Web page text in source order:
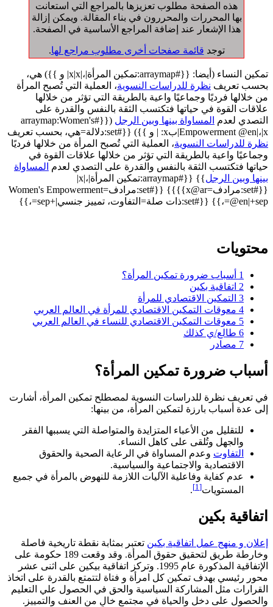
هذه الصفحة مطلوب تعزيزها بالمراجع التي استعانت
بها المحررات والمحررون في بناء المقالة. ويمكن إزالة
هذا الإشعار عند إضافة المراجع الأساسية في الصفحة.
توجد قائمة صفحات أخرى مطلوب مراجع لها.
تمكين النساء (أيضا: {{#arraymap:تمكين المرأة|،|x|x| و }}) هي،
بحسب تعريف نظرة للدراسات النسوية، العملية التي تُصبح المرأة
من خلالها فرديًا وجماعيًا واعية بالطريقة التي تؤثر من خلالها
علاقات القوة في حياتها فتكتسب الثقة بالنفس والقدرة على
التصدي لعدم المساواة بينها وبين الرجل
({{#arraymap:Women's
Empowerment @en|،|x|بx: | و }}) {{#set:دلالة=هي، بحسب تعريف
نظرة للدراسات النسوية، العملية التي تُصبح المرأة من خلالها فرديًا
وجماعيًا واعية بالطريقة التي تؤثر من خلالها علاقات القوة في
حياتها فتكتسب الثقة بالنفس والقدرة على التصدي لعدم المساواة
بينها وبين الرجل
}} {{#arraymap:تمكين المرأة|،|x|
{{#set:مرادف=x@ar}}}} {{#set:مرادف=Women's Empowerment
@en|+sep=،}} {{#set:ذات صلة=التفاوت، تمييز جنسي|+sep=،}}
محتويات
1 أسباب ضرورة تمكين المرأة؟
2 اتفاقية بكين
3 التمكين الاقتصادي للمرأة
4 معوقات التمكين الاقتصادي للمرأة في العالم العربي
5 معوقات التمكين الاقتصادي للنساء في العالم العربي
6 طالع/ي كذلك
7 مصادر
أسباب ضرورة تمكين المرأة؟
في تعريف نظرة للدراسات النسوية لمصطلح تمكين المرأة، أشارت
إلى عدة أسباب بارزة لتمكين المرأة، من بينها:
للتقليل من الأعباء المتزايدة والمتواصلة التي يسببها الفقر
والجهل وتُلقى على كاهل النساء.
التفاوت وعدم المساواة في الرعاية الصحية والحقوق
الاقتصادية والاجتماعية والسياسية.
عدم كفاية وفاعلية الآليات اللازمة للنهوض بالمرأة في جميع
المستويات[1]
.
اتفاقية بكين
إعلان و منهج عمل اتفاقية بكين تعتبر بمثابة نقطة تاريخية فاصلة
وخارطة طريق لتحقيق حقوق المرأة. وقد وقعت 189 حكومة على
الإتفاقية المذكورة عام 1995. وتركز اتفاقية بيكين على اثنى عشر
محور رئيسي بهدف تمكين كل امرأة و فتاة لتتمتع بالقدرة على اتخاذ
القرارات مثل المشاركة السياسية والحق في الحصول علي التعليم
والحصول على دخل والحياة في مجتمع خالٍ من العنف والتمييز.